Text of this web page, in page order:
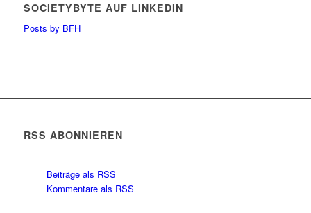
SOCIETYBYTE AUF LINKEDIN
Posts by BFH
RSS ABONNIEREN
Beiträge als RSS
Kommentare als RSS